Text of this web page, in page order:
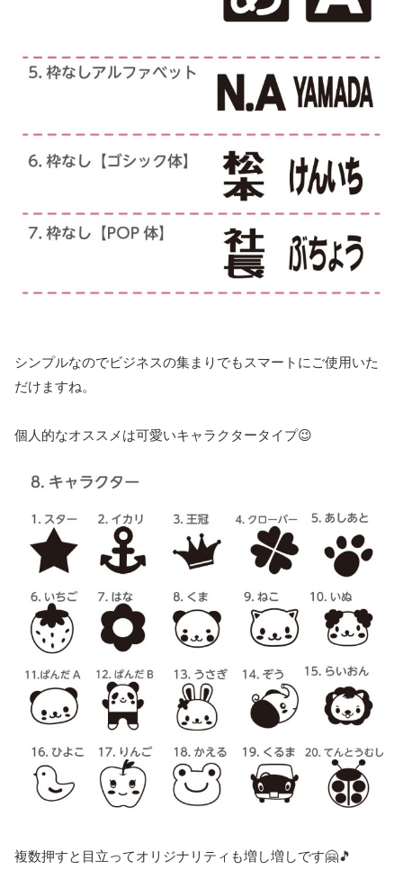
シンプルなのでビジネスの集まりでもスマートにご使用いた
だけますね。
個人的なオススメは可愛いキャラクタータイプ😉
複数押すと目立ってオリジナリティも増し増しです🤗🎵